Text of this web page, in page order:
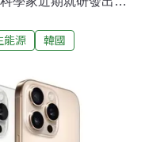
大突破，隱形光電板
）與氧化鎳
能吸收紫外線發電，
Tech Time》報導，
時美國密西根州立大
能源 韓國